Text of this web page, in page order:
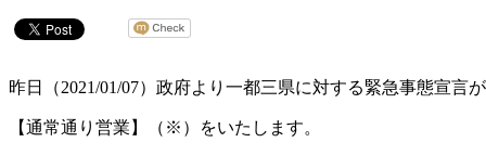
昨日（2021/01/07）政府より一都三県に対する緊急事態宣
【通常通り営業】（※）をいたします。